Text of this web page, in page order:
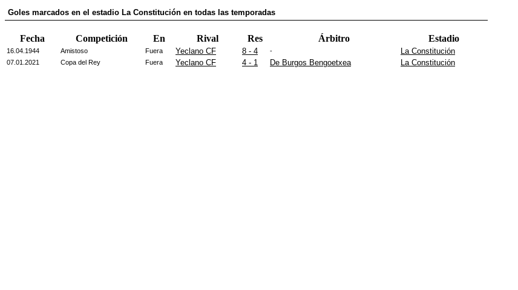
Goles marcados en el estadio La Constitución en todas las temporadas
Fecha Competición En Rival Res Árbitro Estadio
16.04.1944 Amistoso Fuera Yeclano CF 8 - 4 - La Constitución
07.01.2021 Copa del Rey Fuera Yeclano CF 4 - 1 De Burgos Bengoetxea La Constitución